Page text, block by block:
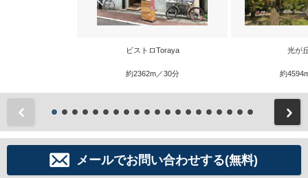
ビストロToraya
約2362m／30分
光が
約
メールでお問い合わせする(無料)